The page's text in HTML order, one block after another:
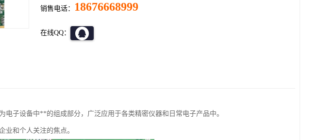
销售电话： 18676668999
在线QQ：
电子设备中**的组成部分，广泛应用于各类精密仪器和日常电子产品中。
业和个人关注的焦点。